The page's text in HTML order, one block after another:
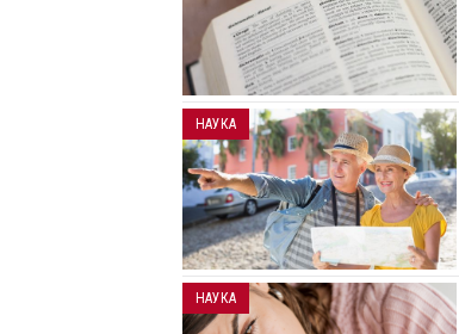
НАУКА
НАУКА